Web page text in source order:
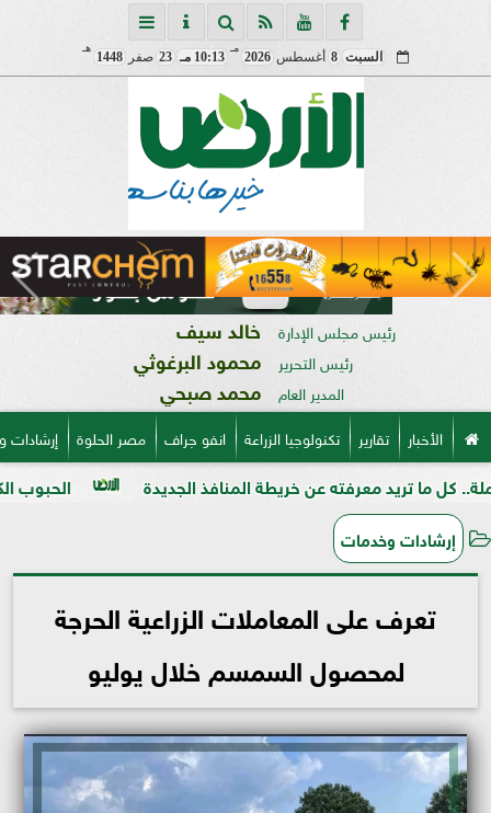
السبت 8 أغسطس 2026
مـ
10:13 مـ 23 صفر 1448
هـ
رئيس مجلس الإدارة خالد سيف
رئيس التحرير محمود البرغوثي
المدير العام محمد صبحي
الأخبار تقارير تكنولوجيا الزراعة انفو جراف مصر الحلوة
الحبوب الكاملة معرفته عن خريطة المنافذ الجديدة
إرشادات وخدمات
تعرف على المعاملات الزراعية الحرجة
لمحصول السمسم خلال يوليو